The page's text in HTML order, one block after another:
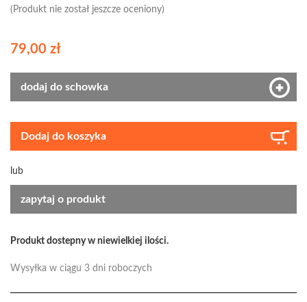
(Produkt nie został jeszcze oceniony)
79,00 zł
dodaj do schowka
Dodaj do koszyka
lub
zapytaj o produkt
Produkt dostepny w niewielkiej ilości.
Wysyłka w ciągu 3 dni roboczych